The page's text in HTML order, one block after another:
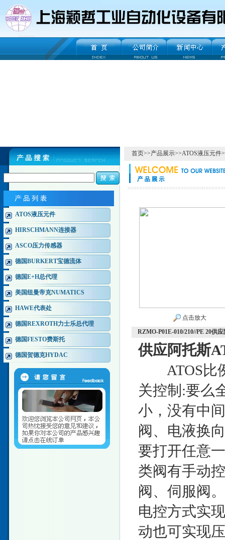
ATOS液压元件
HIRSCHMANN连接器
ASCO压力传感器
德国BURKERT宝德流体
德国E+H总代理
美国纽曼帝克NUMATICS
HAWE代表处
德国REXROTH力士乐总代理
德国FESTO费斯托
德国贺德克HYDAC
首页>>产品展示>>ATOS液压元件
点击放大
RZMO-P01E-010/210//PE 20供
供应阿托斯
ATOS比例
关控制:要么
小，没有中
阀、电液换
要打开任意
类阀有手动
阀、伺服阀
电控方式实
动也可实现